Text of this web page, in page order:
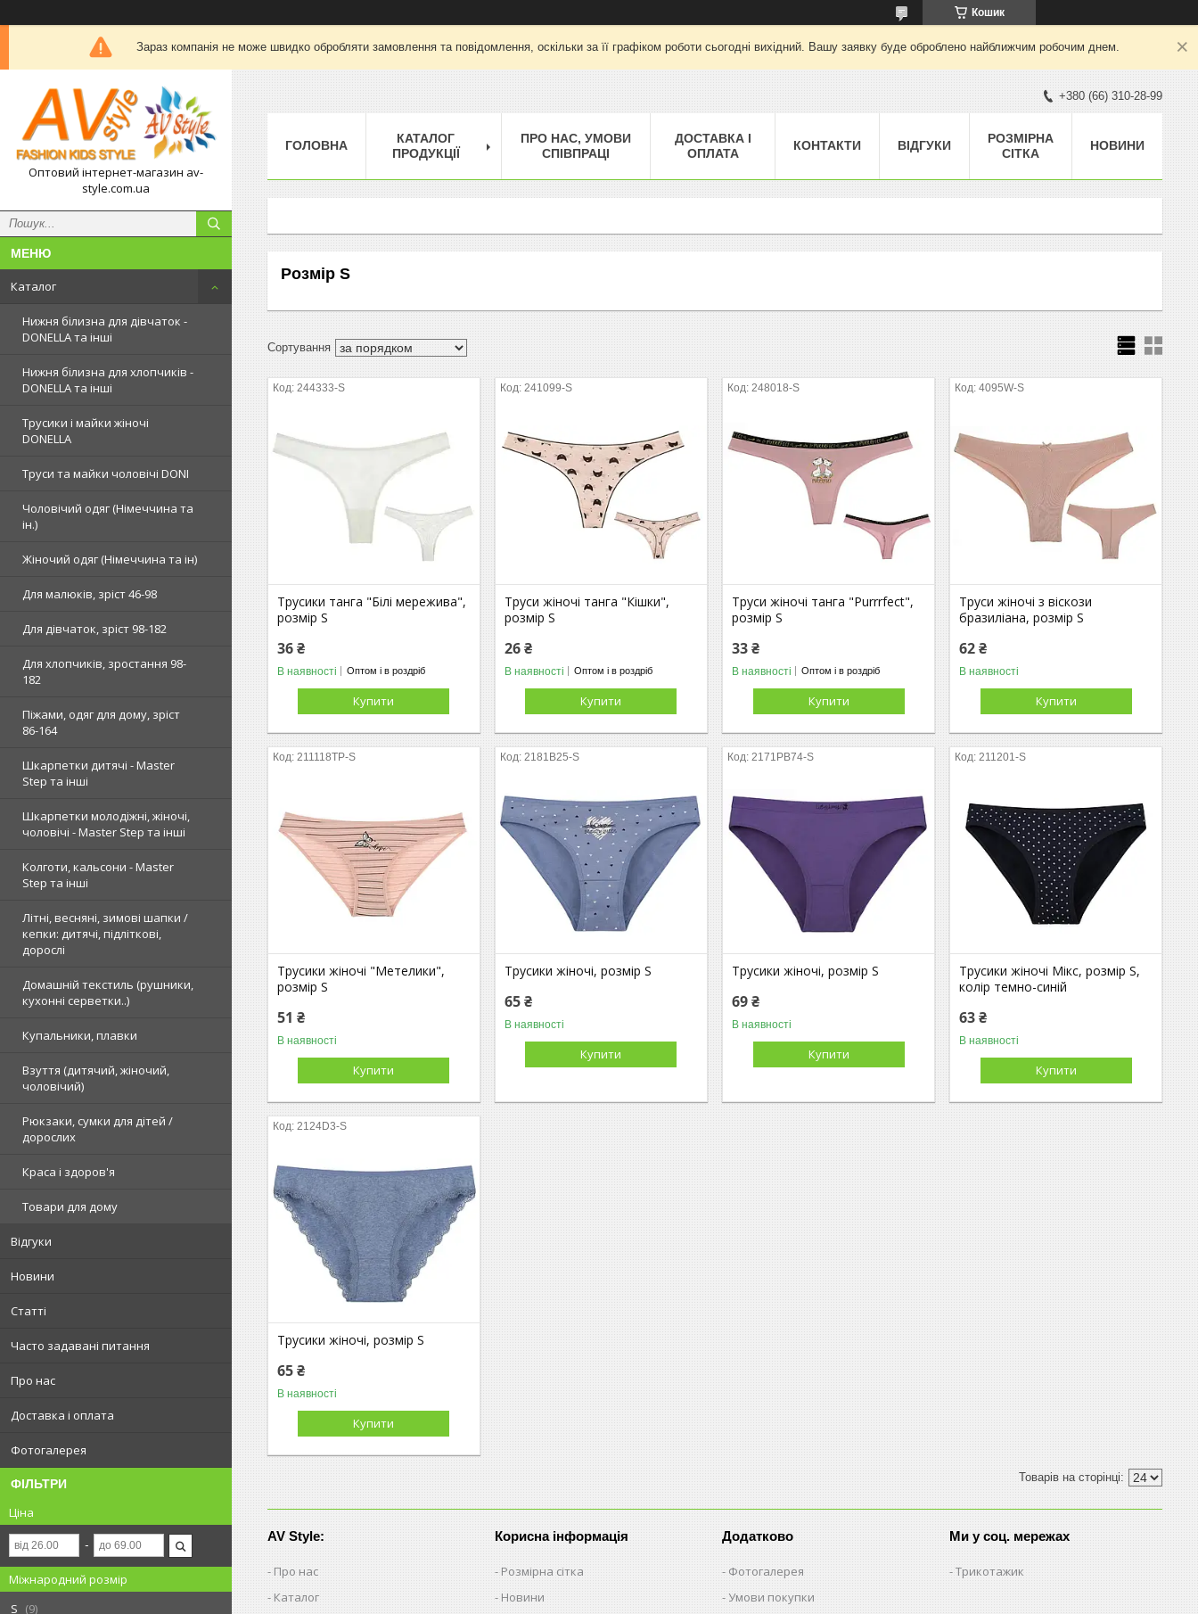
Кошик
Зараз компанія не може швидко обробляти замовлення та повідомлення, оскільки за її графіком роботи сьогодні вихідний. Вашу заявку буде оброблено найближчим робочим днем.
Оптовий інтернет-магазин av-
style.com.ua
Каталог
Нижня білизна для дівчаток -
DONELLA та інші
Нижня білизна для хлопчиків -
DONELLA та інші
Трусики і майки жіночі
DONELLA
Труси та майки чоловічі DONI
Чоловічий одяг (Німеччина та
ін.)
Жіночий одяг (Німеччина та ін)
Для малюків, зріст 46-98
Для дівчаток, зріст 98-182
Для хлопчиків, зростання 98-
182
Піжами, одяг для дому, зріст
86-164
Шкарпетки дитячі - Master
Step та інші
Шкарпетки молодіжні, жіночі,
чоловічі - Master Step та інші
Колготи, кальсони - Master
Step та інші
Літні, весняні, зимові шапки /
кепки: дитячі, підліткові,
дорослі
Домашній текстиль (рушники,
кухонні серветки..)
Купальники, плавки
Взуття (дитячий, жіночий,
чоловічий)
Рюкзаки, сумки для дітей /
дорослих
Краса і здоров'я
Товари для дому
Відгуки
Новини
Статті
Часто задавані питання
Про нас
Доставка і оплата
Фотогалерея
ФІЛЬТРИ
Ціна
Міжнародний розмір
S
9
+380 (66) 310-28-99
ГОЛОВНА
КАТАЛОГ
ПРОДУКЦІЇ
ПРО НАС, УМОВИ
СПІВПРАЦІ
ДОСТАВКА І
ОПЛАТА
КОНТАКТИ ВІДГУКИ
РОЗМІРНА
СІТКА
НОВИНИ
Розмір S
244333-S
Трусики танга "Білі мережива",
розмір S
36 ₴
В наявності Оптом і в роздріб
Купити
241099-S
Труси жіночі танга "Кішки",
розмір S
26 ₴
В наявності Оптом і в роздріб
Купити
248018-S
Труси жіночі танга "Purrrfect",
розмір S
33 ₴
В наявності Оптом і в роздріб
Купити
4095W-S
Труси жіночі з віскози
бразиліана, розмір S
62 ₴
В наявності
Купити
211118TP-S
Трусики жіночі "Метелики",
розмір S
51 ₴
В наявності
Купити
2181B25-S
Трусики жіночі, розмір S
65 ₴
В наявності
Купити
2171PB74-S
Трусики жіночі, розмір S
69 ₴
В наявності
Купити
211201-S
Трусики жіночі Мікс, розмір S,
колір темно-синій
63 ₴
В наявності
Купити
2124D3-S
Трусики жіночі, розмір S
65 ₴
В наявності
Купити
AV Style:
Про нас
Каталог
Корисна інформація
Розмірна сітка
Новини
Додатково
Фотогалерея
Умови покупки
Ми у соц. мережах
Трикотажик